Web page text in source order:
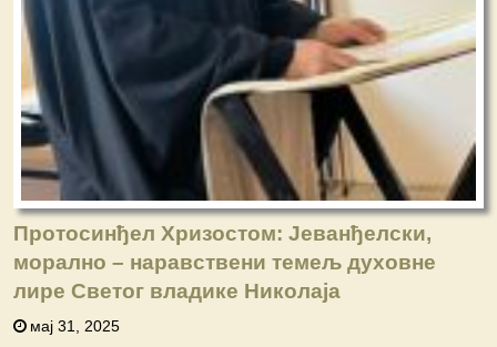
Протосинђел Хризостом: Јеванђелски,
морално – наравствени темељ духовне
лире Светог владике Николаја
мај 31, 2025